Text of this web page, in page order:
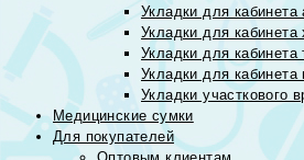
Укладки для кабинета
Укладки для кабинета
Укладки для кабинета
Укладки для кабинета
Укладки участкового
Медицинские сумки
Для покупателей